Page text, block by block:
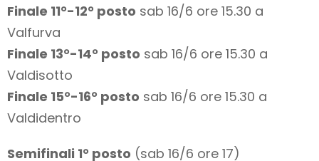
Finale 11°-12° posto sab 16/6 ore 15.30 a
Valfurva
Finale 13°-14° posto sab 16/6 ore 15.30 a
Valdisotto
Finale 15°-16° posto sab 16/6 ore 15.30 a
Valdidentro
Semifinali 1° posto (sab 16/6 ore 17)